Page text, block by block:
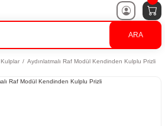
ARA
Kulplar Aydınlatmalı Raf Modül Kendinden Kulplu Prizli